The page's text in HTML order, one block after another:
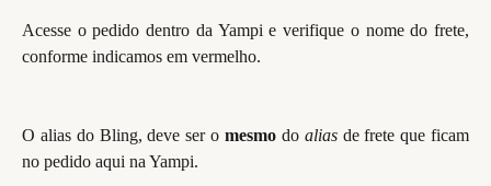
Acesse o pedido dentro da Yampi e verifique o nome do frete,
conforme indicamos em vermelho.
O alias do Bling, deve ser o mesmodo alias de frete que ficam
no pedido aqui na Yampi.